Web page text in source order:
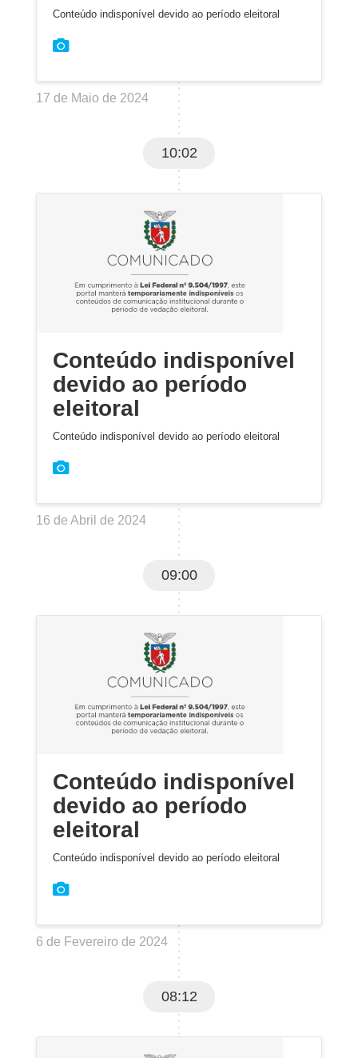
Conteúdo indisponível devido ao período eleitoral
17 de Maio de 2024
10:02
Conteúdo indisponível
devido ao período
eleitoral
Conteúdo indisponível devido ao período eleitoral
16 de Abril de 2024
09:00
Conteúdo indisponível
devido ao período
eleitoral
Conteúdo indisponível devido ao período eleitoral
6 de Fevereiro de 2024
08:12